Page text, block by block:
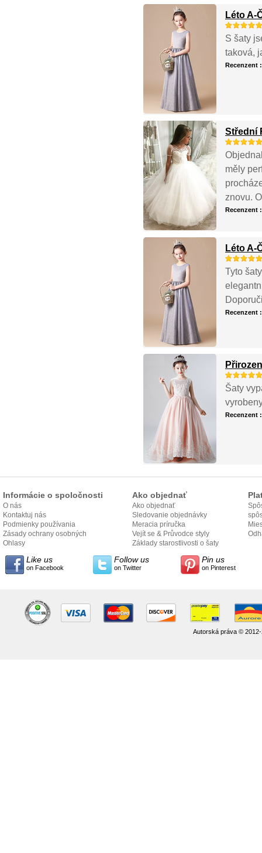
Léto A-
S šaty
taková,
Recenzent
Střední
měly
znovu.
Recenzent
Léto A-
Tyto
Recenzent
Šaty
Recenzent
Informácie o spoločnosti
O nás
Kontaktuj nás
Podmienky používania
Zásady ochrany osobných
údajov
Ohlasy
Ako objednať
Ako objednať
Sledovanie objednávky
Meracia príručka
Vejít se & Průvodce styly
Základy starostlivosti o šaty
Like us
on Facebook
Follow us
on Twitter
Pin us
on Pinterest
Autorská práva ©